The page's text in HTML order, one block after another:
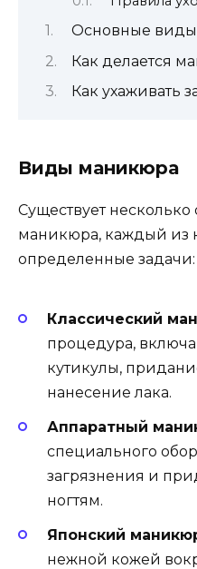
Основные
Как делается
Как ухаживать
Виды маникюра
Существует
маникюра, каждый из
определенные задачи:
Классический
процедура,
кутикулы,
нанесение лака.
Аппаратный
специального
загрязнения и
ногтям.
Японский
нежной кожей